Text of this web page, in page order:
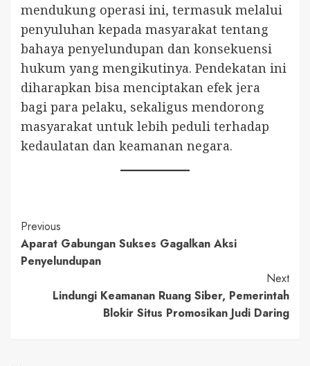
mendukung operasi ini, termasuk melalui
penyuluhan kepada masyarakat tentang
bahaya penyelundupan dan konsekuensi
hukum yang mengikutinya. Pendekatan ini
diharapkan bisa menciptakan efek jera
bagi para pelaku, sekaligus mendorong
masyarakat untuk lebih peduli terhadap
kedaulatan dan keamanan negara.
Continue
Reading
Previous
Aparat Gabungan Sukses Gagalkan Aksi
Penyelundupan
Next
Lindungi Keamanan Ruang Siber, Pemerintah
Blokir Situs Promosikan Judi Daring